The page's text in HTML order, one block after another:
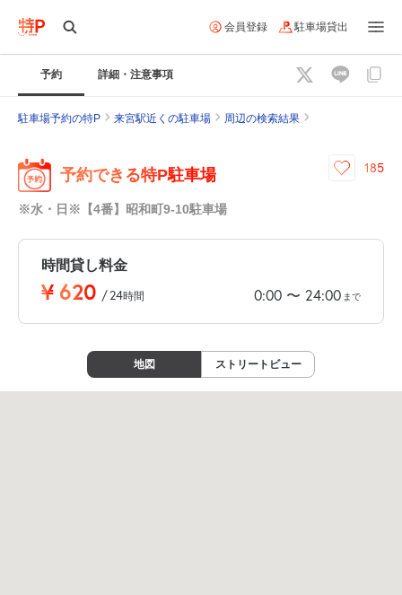
会員登録 駐車場貸出
予約 詳細・注意事項
駐車場予約の特P 来宮駅近くの駐車場 周辺の検索結果
予約できる特P駐車場
※水・日※【4番】昭和町9-10駐車場
185
時間貸し料金
¥ 620 /24時間 0:00 〜 24:00 まで
地図 ストリートビュー